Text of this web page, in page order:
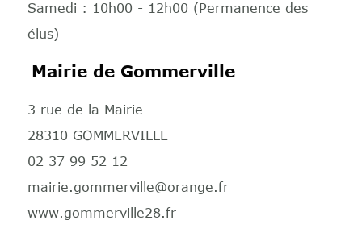
Samedi : 10h00 - 12h00 (Permanence des
élus)
Mairie de Gommerville
3 rue de la Mairie
28310 GOMMERVILLE
02 37 99 52 12
mairie.gommerville@orange.fr
www.gommerville28.fr